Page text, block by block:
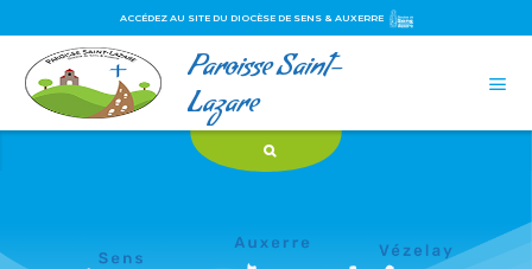
contenu.
la
Outils
personnels
ACCÉDEZ AU SITE DU DIOCÈSE DE SENS & AUXERRE
Paroisse Saint-
Lazare
